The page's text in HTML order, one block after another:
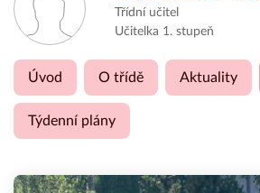
Třídní učitel
Učitelka 1. stupeň
Úvod O třídě Aktuality
Týdenní plány